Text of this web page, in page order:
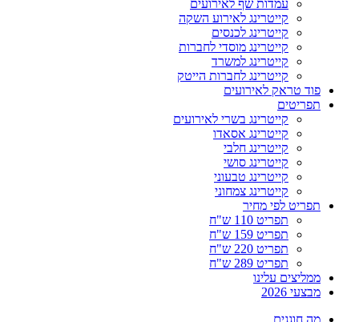
עמדות שף לאירועים
קייטרינג לאירוע השקה
קייטרינג לכנסים
קייטרינג מוסדי לחברות
קייטרינג למשרד
קייטרינג לחברות הייטק
פוד טראק לאירועים
תפריטים
קייטרינג בשרי לאירועים
קייטרינג אסאדו
קייטרינג חלבי
קייטרינג סושי
קייטרינג טבעוני
קייטרינג צמחוני
תפריט לפי מחיר
תפריט 110 ש"ח
תפריט 159 ש"ח
תפריט 220 ש"ח
תפריט 289 ש"ח
ממליצים עלינו
מבצעי 2026
מה חוגגים